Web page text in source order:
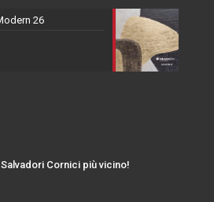
26
Cornici più vicino!